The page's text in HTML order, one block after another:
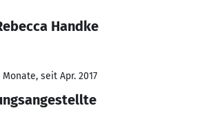
Handke
seit Apr. 2017